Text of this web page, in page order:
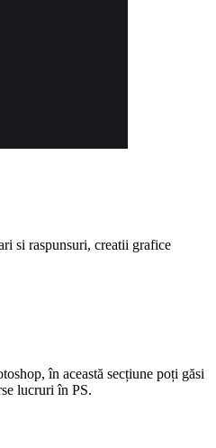
si raspunsuri, creatii grafice
în această secțiune poți găsi
lucruri în PS.